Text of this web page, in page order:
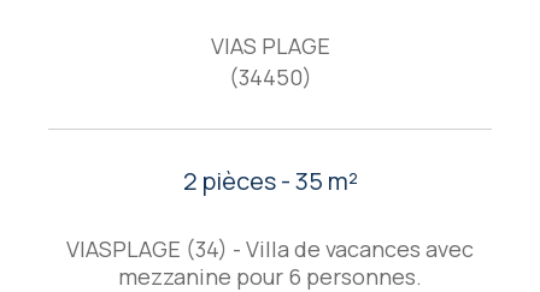
VIAS PLAGE
(34450)
2 pièces - 35 m²
VIASPLAGE (34) - Villa de vacances avec
mezzanine pour 6 personnes.